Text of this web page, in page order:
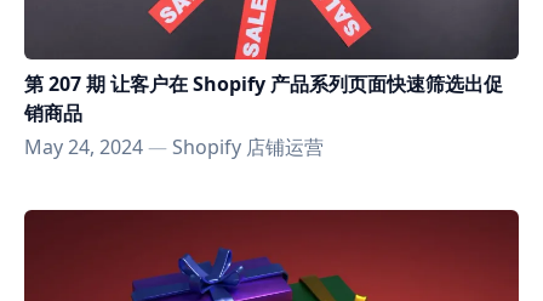
第 207 期 让客户在 Shopify 产品系列页面快速筛选出促
销商品
May 24, 2024—Shopify 店铺运营